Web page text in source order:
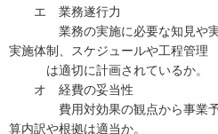
エ 業務遂行力
業務の実施に必要な知見や実
実施体制、スケジュールや工程管理
は適切に計画されているか。
オ 経費の妥当性
費用対効果の観点から事業予
算内訳や根拠は適当か。